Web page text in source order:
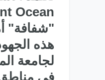
"شفافة"
لجامعة